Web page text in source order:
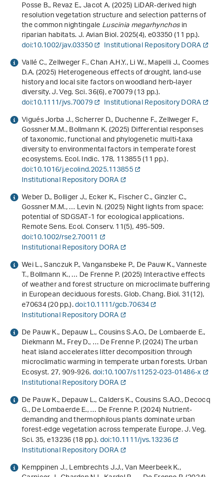
Posse B., Revaz E., Jacot A. (2025) LiDAR‐derived high
resolution vegetation structure and selection patterns of
the common nightingaleLuscinia megarhynchosin
riparian habitats. J. Avian Biol.2025(4), e03350 (11 pp.).
doi:10.1002/jav.03350
Institutional Repository DORA
Vallé C., Zellweger F., Chan A.H.Y., Li W., Mapelli J., Coomes
D.A. (2025) Heterogeneous effects of drought, land‐use
history and local site factors on woodland herb‐layer
diversity. J. Veg. Sci.36(6), e70079 (13 pp.).
doi:10.1111/jvs.70079
Institutional Repository DORA
Vigués Jorba J., Scherrer D., Duchenne F., Zellweger F.,
Gossner M.M., Bollmann K. (2025) Differential responses
of taxonomic, functional and phylogenetic multi-taxa
diversity to environmental factors in temperate forest
ecosystems. Ecol. Indic.178, 113855 (11 pp.).
doi:10.1016/j.ecolind.2025.113855
Institutional Repository DORA
Weber D., Bolliger J., Ecker K., Fischer C., Ginzler C.,
Gossner M.M., … Levin N. (2025) Night lights from space:
potential of SDGSAT‐1 for ecological applications.
Remote Sens. Ecol. Conserv.11(5), 495-509.
doi:10.1002/rse2.70011
Institutional Repository DORA
Wei L., Sanczuk P., Vangansbeke P., De Pauw K., Vanneste
T., Bollmann K., … De Frenne P. (2025) Interactive effects
of weather and forest structure on microclimate buffering
in European deciduous forests. Glob. Chang. Biol.31(12),
e70634 (20 pp.).doi:10.1111/gcb.70634
Institutional Repository DORA
De Pauw K., Depauw L., Cousins S.A.O., De Lombaerde E.,
Diekmann M., Frey D., … De Frenne P. (2024) The urban
heat island accelerates litter decomposition through
microclimatic warming in temperate urban forests. Urban
Ecosyst.27, 909-926.doi:10.1007/s11252-023-01486-x
Institutional Repository DORA
De Pauw K., Depauw L., Calders K., Cousins S.A.O., Decocq
G., De Lombaerde E., … De Frenne P. (2024) Nutrient‐
demanding and thermophilous plants dominate urban
forest‐edge vegetation across temperate Europe. J. Veg.
Sci.35, e13236 (18 pp.).doi:10.1111/jvs.13236
Institutional Repository DORA
Kemppinen J., Lembrechts J.J., Van Meerbeek K.,